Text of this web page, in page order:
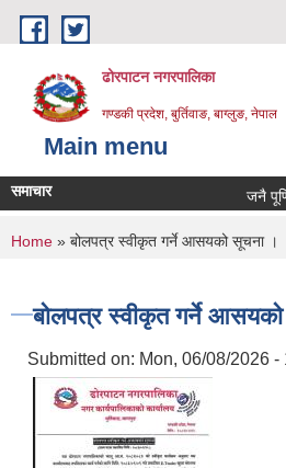
Skip to main content
ढोरपाटन नगरपालिका
गण्डकी प्रदेश, बुर्तिवाङ, बाग्लुङ, नेपाल
Main menu
समाचार जनै
You are here
Home » बोलपत्र स्वीकृत गर्ने आसयको सूचना ।
बोलपत्र स्वीकृत गर्ने
Submitted on: Mon, 06/08/2026 -